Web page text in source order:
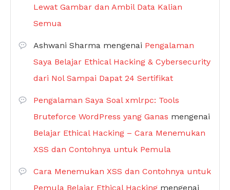
Lewat Gambar dan Ambil Data Kalian
Semua
Ashwani Sharma mengenai Pengalaman
Saya Belajar Ethical Hacking & Cybersecurity
dari Nol Sampai Dapat 24 Sertifikat
Pengalaman Saya Soal xmlrpc: Tools
Bruteforce WordPress yang Ganas mengenai
Belajar Ethical Hacking – Cara Menemukan
XSS dan Contohnya untuk Pemula
Cara Menemukan XSS dan Contohnya untuk
Pemula Belajar Ethical Hacking mengenai